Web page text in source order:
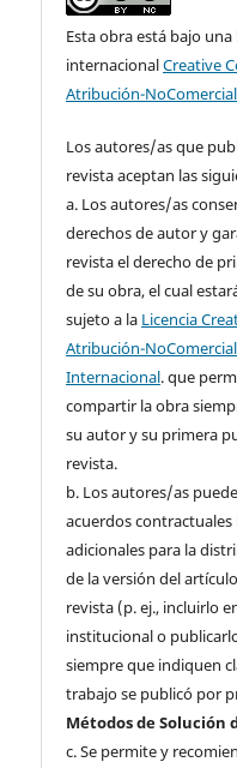
Esta obra está bajo una
internacionalCreative
Atribución-
Los autores/as que
revista aceptan las
a. Los autores/as
derechos de autor y
revista el derecho de
de su obra, el cual
sujeto a la Licencia
Atribución-
Internacional. que
compartir la obra
su autor y su primera
revista.
b. Los autores/as
acuerdos
adicionales para la
de la versión del
revista (p. ej., incluirlo
institucional o
siempre que indiquen
trabajo se publicó por
Métodos de Solución
c. Se permite y